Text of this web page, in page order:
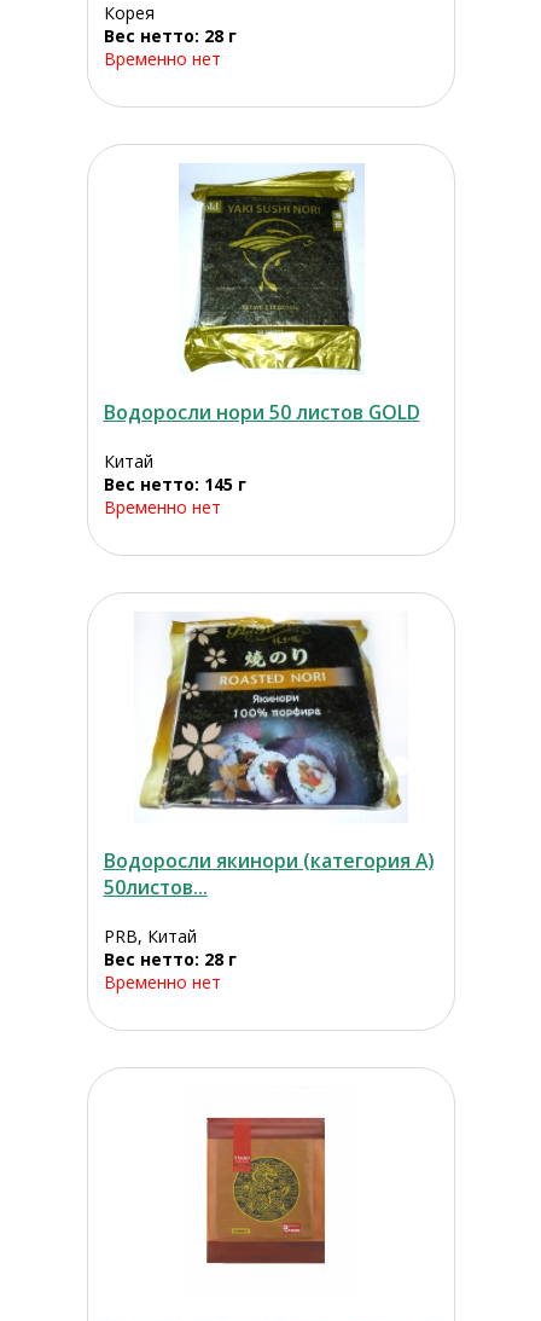
Корея
Вес нетто: 28 г
Временно нет
Водоросли нори 50 листов GOLD
Китай
Вес нетто: 145 г
Временно нет
Водоросли якинори (категория А)
50листов...
PRB, Китай
Вес нетто: 28 г
Временно нет